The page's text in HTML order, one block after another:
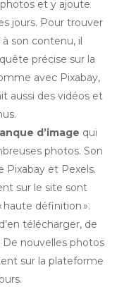
et y ajoute
jours. Pour trouver
son contenu, il
précise sur la
avec Pixabay,
aussi des vidéos et
d’image qui
photos. Son
Pixabay et Pexels.
sur le site sont
définition ».
télécharger, de
De nouvelles photos
sur la plateforme